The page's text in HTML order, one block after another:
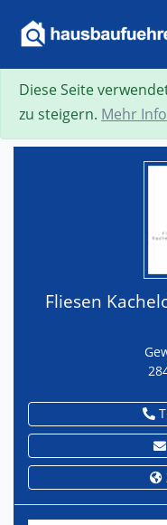
Suche Neue
Fliesen
Diese Seite
zu steigern. Mehr